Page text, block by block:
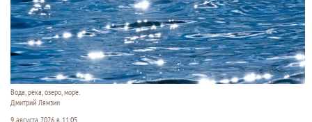
Вода, река, озеро, море.
Дмитрий Лямзин
9 августа 2026 в 11:05